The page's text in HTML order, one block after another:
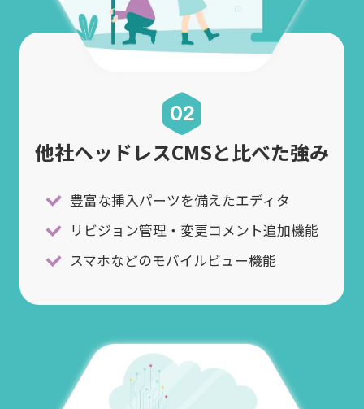
02
他社ヘッドレスCMSと比べた強み
豊富な挿入パーツを備えたエディタ
リビジョン管理・変更コメント追加機能
スマホなどのモバイルビュー機能